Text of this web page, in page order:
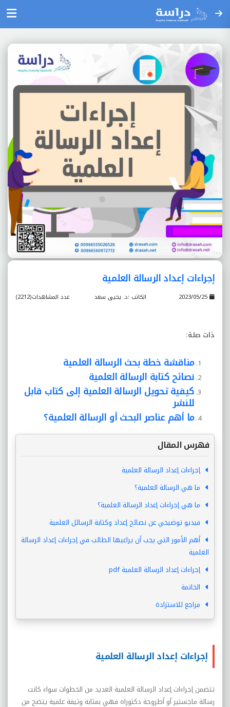
إجراءات إعداد الرسالة العلمية
عدد المشاهدات(2212) الكاتب :د. يحيى سعد
ذات صلة:
مناقشة خطة بحث الرسالة العلمية
نصائح كتابة الرسالة العلمية
كيفية تحويل الرسالة العلمية إلى كتاب قابل
للنشر
ما أهم عناصر البحث أو الرسالة العلمية؟
فهرس المقال
إجراءات إعداد الرسالة العلمية
ما هي الرسالة العلمية؟
ما هي إجراءات إعداد الرسالة العلمية؟
فيديو توضيحي عن نصائح إعداد وكتابة الرسائل العلمية
أهم الأمور التي يجب أن يراعيها الطالب في إجراءات إعداد الرسالة
العلمية
إجراءات إعداد الرسالة العلمية pdf
الخاتمة
مراجع للاستزادة
إجراءات إعداد الرسالة العلمية
تتضمن إجراءات إعداد الرسالة العلمية العديد من الخطوات سواء كانت
رسالة ماجستير أو أطروحة دكتوراه فهي بمثابة وثيقة علمية يتضح من